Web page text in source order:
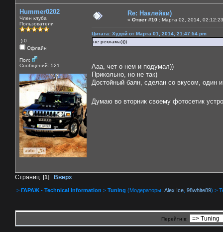
Hummer0202
Член клуба
Пользователи
:) 0
Офлайн
Пол:
Сообщений: 521
Re: Наклейки)
« Ответ #10 : Марта 02, 2014,
Цитата: Худой от Марта 01, 2014, 21:47:54 pm
не реклама))))
Ааа, чет о нем и подумал))
Прикольно, но не так)
Достойный баян, сделан со вкусом, один
Думаю во вторник своему фотосетик
Страниц: [1] Вверх
> ГАРАЖ - Technical Information > Tuning (Модераторы: Alex Ice 98white89) >
Перейти в: